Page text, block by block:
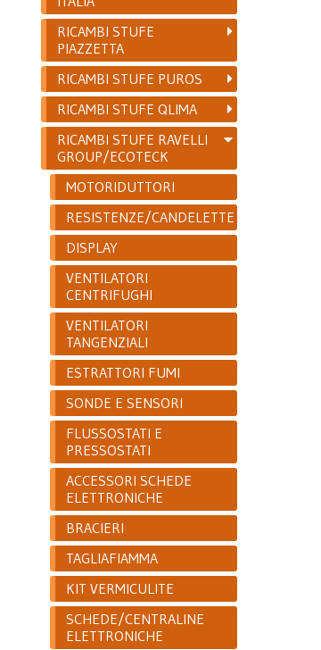
RICAMBI STUFE
PIAZZETTA
RICAMBI STUFE PUROS
RICAMBI STUFE QLIMA
RICAMBI STUFE RAVELLI
GROUP/ECOTECK
MOTORIDUTTORI
RESISTENZE/CANDELETTE
DISPLAY
VENTILATORI
CENTRIFUGHI
VENTILATORI
TANGENZIALI
ESTRATTORI FUMI
SONDE E SENSORI
FLUSSOSTATI E
PRESSOSTATI
ACCESSORI SCHEDE
ELETTRONICHE
BRACIERI
TAGLIAFIAMMA
KIT VERMICULITE
SCHEDE/CENTRALINE
ELETTRONICHE